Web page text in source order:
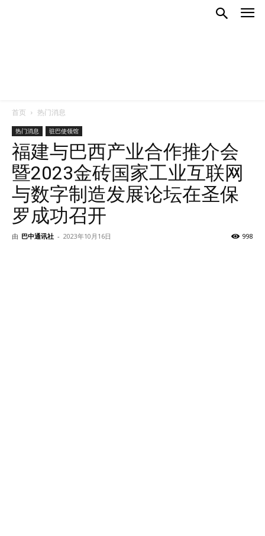
首页 热门消息
热门消息 驻巴使领馆
福建与巴西产业合作推介会
暨2023金砖国家工业互联网
与数字制造发展论坛在圣保
罗成功召开
由 巴中通讯社 - 2023年10月16日 998